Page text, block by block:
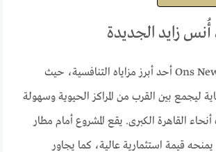
زايد الجديدة
يُعد موقع Ons New Zayed أحد أبرز مزاياه التنافسية، حيث
ليجمع بين القرب من المراكز الحيوية وسهولة
القاهرة الكبرى. يقع المشروع أمام مطار
قيمة استثمارية عالية، كما يجاور